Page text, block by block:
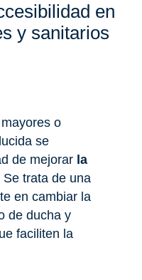
en
y sanitarios
o
se
de mejorar la
Se trata de una
en cambiar la
de ducha y
faciliten la